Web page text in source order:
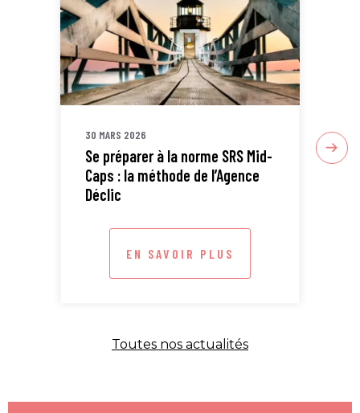
30 MARS 2026
Se préparer à la norme SRS Mid-
Caps : la méthode de l’Agence
Déclic
EN SAVOIR PLUS
30
Toutes nos actualités